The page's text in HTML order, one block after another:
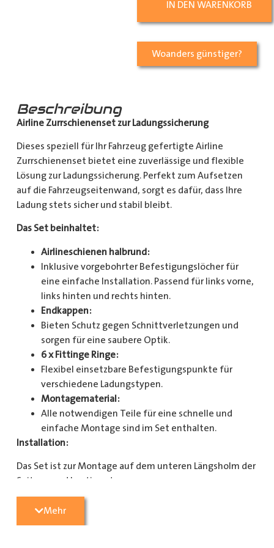
IN DEN WARENKORB
Woanders günstiger?
Beschreibung
Airline Zurrschienenset zur Ladungssicherung
Dieses speziell für Ihr Fahrzeug gefertigte Airline
Zurrschienenset bietet eine zuverlässige und flexible
Lösung zur Ladungssicherung. Perfekt zum Aufsetzen
auf die Fahrzeugseitenwand, sorgt es dafür, dass Ihre
Ladung stets sicher und stabil bleibt.
Das Set beinhaltet:
Airlineschienen halbrund:
Inklusive vorgebohrter Befestigungslöcher für
eine einfache Installation. Passend für links vorne,
links hinten und rechts hinten.
Endkappen:
Bieten Schutz gegen Schnittverletzungen und
sorgen für eine saubere Optik.
6 x Fittinge Ringe:
Flexibel einsetzbare Befestigungspunkte für
verschiedene Ladungstypen.
Montagematerial:
Alle notwendigen Teile für eine schnelle und
einfache Montage sind im Set enthalten.
Installation:
Das Set ist zur Montage auf dem unteren Längsholm der
Seitenwand bestimmt.
Mit diesem Zurrschienenset verbessern Sie die
Mehr